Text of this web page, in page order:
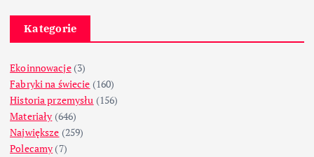
Kategorie
Ekoinnowacje(3)
Fabryki na świecie (160)
Historia przemysłu (156)
Materiały (646)
Największe (259)
Polecamy (7)